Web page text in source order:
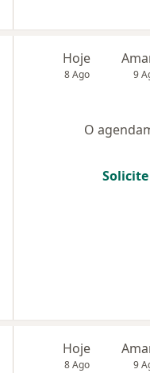
Hoje
8 Ago 9
O
Hoje
8 Ago 9